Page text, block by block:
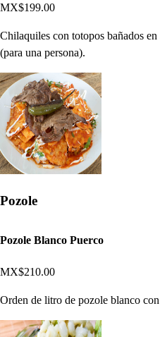
MX$199.00
Chilaquiles con totopos bañados en
(para una persona).
Pozole
Pozole Blanco Puerco
MX$210.00
Orden de litro de pozole blanco